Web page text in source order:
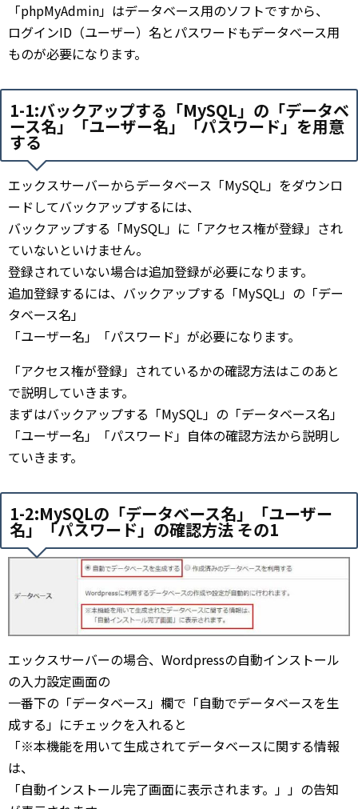
「phpMyAdmin」はデータベース用のソフトですから、
ログインID（ユーザー）名とパスワードもデータベース用
ものが必要になります。
1-1:バックアップする「MySQL」の「データベ
ース名」「ユーザー名」「パスワード」を用意
する
エックスサーバーからデータベース「MySQL」をダウンロ
ードしてバックアップするには、
バックアップする「MySQL」に「アクセス権が登録」され
ていないといけません。
登録されていない場合は追加登録が必要になります。
追加登録するには、バックアップする「MySQL」の「デー
タベース名」
「ユーザー名」「パスワード」が必要になります。
「アクセス権が登録」されているかの確認方法はこのあと
で説明していきます。
まずはバックアップする「MySQL」の「データベース名」
「ユーザー名」「パスワード」自体の確認方法から説明し
ていきます。
1-2:MySQLの「データベース名」「ユーザー
名」「パスワード」の確認方法 その1
エックスサーバーの場合、Wordpressの自動インストール
の入力設定画面の
一番下の「データベース」欄で「自動でデータベースを生
成する」にチェックを入れると
「※本機能を用いて生成されてデータベースに関する情報
は、
「自動インストール完了画面に表示されます。」」の告知